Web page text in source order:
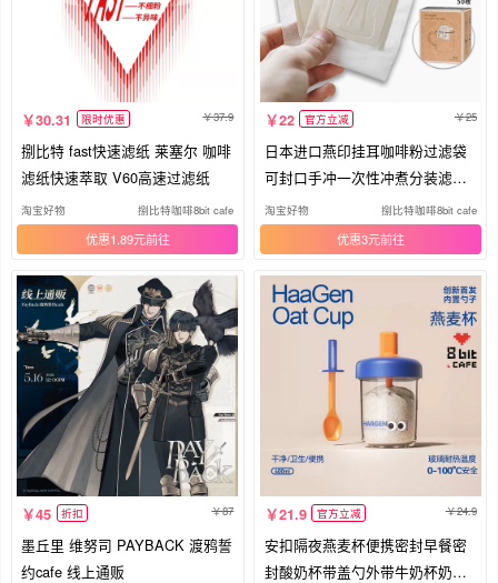
30.31 限时优惠 37.9
捌比特 fast快速滤纸 莱塞尔 咖啡
滤纸快速萃取 V60高速过滤纸
淘宝好物 捌比特咖啡8bit cafe
优惠1.89元
22 官方立减 25
日本进口燕印挂耳咖啡粉过滤袋
可封口手冲一次性冲煮分装滤纸
包
淘宝好物 捌比特咖啡8bit cafe
优惠3元
45 折扣 87
墨丘里 维努司 PAYBACK 渡鸦誓
约cafe 线上通贩
21.9 官方立减 24.9
安扣隔夜燕麦杯便携密封早餐密
封酸奶杯带盖勺外带牛奶杯奶昔